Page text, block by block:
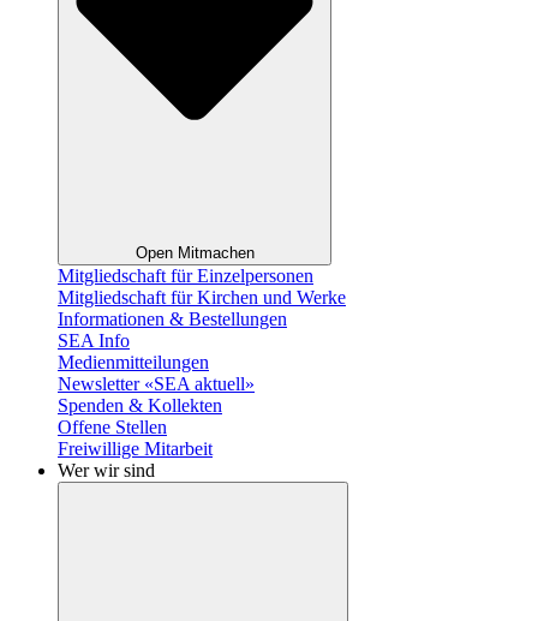
Open Mitmachen
Mitgliedschaft für Einzelpersonen
Mitgliedschaft für Kirchen und Werke
Informationen & Bestellungen
SEA Info
Medienmitteilungen
Newsletter «SEA aktuell»
Spenden & Kollekten
Offene Stellen
Freiwillige Mitarbeit
Wer wir sind